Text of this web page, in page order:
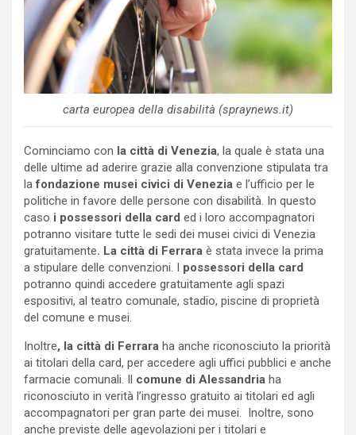
carta europea della disabilità (spraynews.it)
Cominciamo con la città di Venezia, la quale è stata una
delle ultime ad aderire grazie alla convenzione stipulata tra
lafondazione musei civici di Venezia e l’ufficio per le
politiche in favore delle persone con disabilità. In questo
caso i possessori della card ed i loro accompagnatori
potranno visitare tutte le sedi dei musei civici di Venezia
gratuitamente. La città di Ferrara è stata invece la prima
a stipulare delle convenzioni. I possessori della card
potranno quindi accedere gratuitamente agli spazi
espositivi, al teatro comunale, stadio, piscine di proprietà
del comune e musei.
Inoltre, la città di Ferrara ha anche riconosciuto la priorità
ai titolari della card, per accedere agli uffici pubblici e anche
farmacie comunali. Il comune di Alessandria ha
riconosciuto in verità l’ingresso gratuito ai titolari ed agli
accompagnatori per gran parte dei musei. Inoltre, sono
anche previste delle agevolazioni per i titolari e